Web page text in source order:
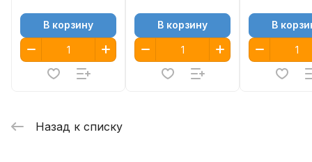
В корзину В корзину В
Назад к списку